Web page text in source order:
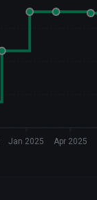
Jan 2025 Apr 2025